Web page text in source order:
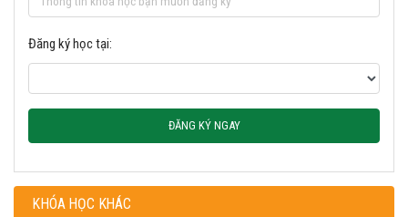
Đăng ký học tại:
ĐĂNG KÝ NGAY
KHÓA HỌC KHÁC